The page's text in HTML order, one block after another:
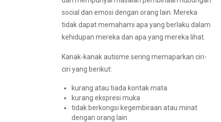
social dan emosi dengan orang lain. Mereka
tidak dapat memahami apa yang berlaku dalam
kehidupan mereka dan apa yang mereka lihat.
Kanak-kanak autisme sering memaparkan ciri-
ciri yang berikut:
kurang atau tiada kontak mata
kurang ekspresi muka
tidak berkongsi kegembiraan atau minat
dengan orang lain